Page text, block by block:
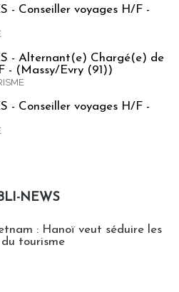
- Conseiller voyages H/F -
- Alternant(e) Chargé(e) de
- (Massy/Evry (91))
- Conseiller voyages H/F -
NEWS
: Hanoï veut séduire les
tourisme